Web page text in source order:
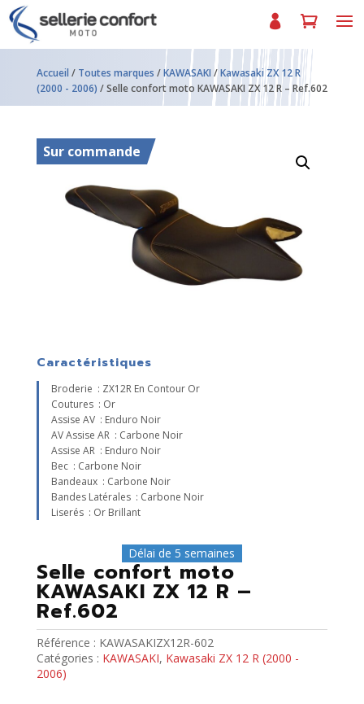
Accueil / Toutes marques /KAWASAKI /Kawasaki ZX 12 R
(2000 - 2006) / Selle confort moto KAWASAKI ZX 12 R – Ref.602
Sur commande
Caractéristiques
Broderie : ZX12R En Contour Or
Coutures : Or
Assise AV : Enduro Noir
AV Assise AR : Carbone Noir
Assise AR : Enduro Noir
Bec : Carbone Noir
Bandeaux : Carbone Noir
Bandes Latérales : Carbone Noir
Liserés : Or Brillant
Délai de 5 semaines
Selle confort moto
KAWASAKI ZX 12 R –
Ref.602
Référence : KAWASAKIZX12R-602
Catégories : KAWASAKI, Kawasaki ZX 12 R (2000 -
2006)